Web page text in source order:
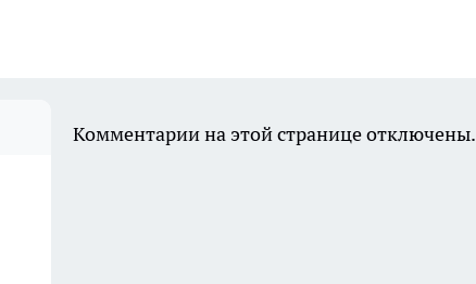
Комментарии на этой странице отключены.